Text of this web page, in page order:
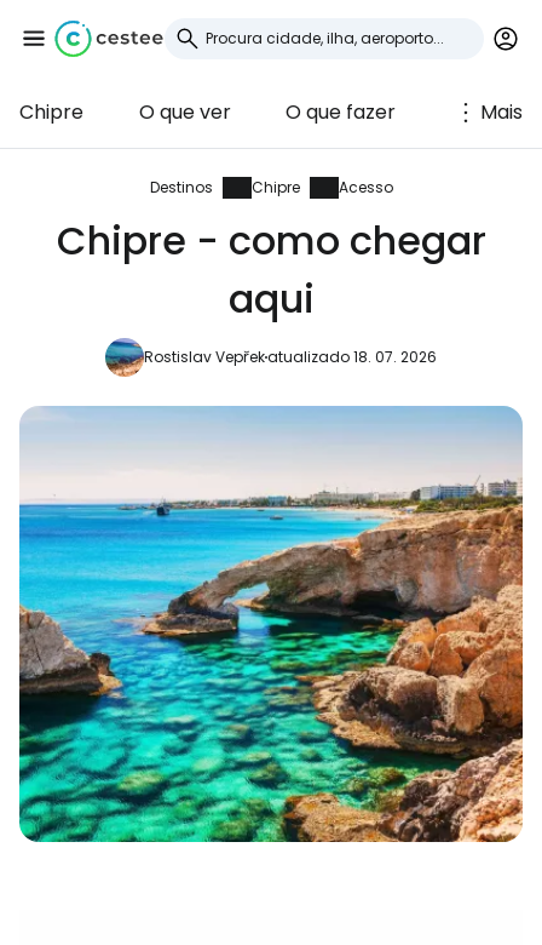
Chipre O que ver O que fazer Mais
Destinos Chipre Acesso
Chipre - como chegar
aqui
Rostislav Vepřekatualizado 18. 07. 2026
Iniciar sessão no
Cestee
... a comunidade mundial de viajantes
Continuar com o Google
Continuar com o Facebook
Continuar com o correio
eletrónico